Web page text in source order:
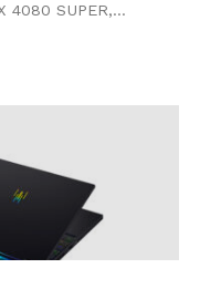
4080 SUPER,...